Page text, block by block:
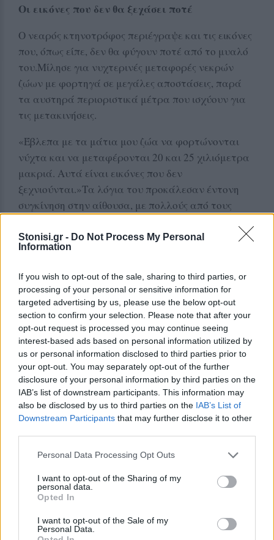
Stonisi.gr - Do Not Process My Personal
Information
If you wish to opt-out of the sale, sharing to third parties, or
processing of your personal or sensitive information for
targeted advertising by us, please use the below opt-out
section to confirm your selection. Please note that after your
opt-out request is processed you may continue seeing
interest-based ads based on personal information utilized by
us or personal information disclosed to third parties prior to
your opt-out. You may separately opt-out of the further
disclosure of your personal information by third parties on the
IAB’s list of downstream participants. This information may
also be disclosed by us to third parties on the IAB’s List of
Downstream Participants that may further disclose it to other
Personal Data Processing Opt Outs
I want to opt-out of the Sharing of my
personal data.
Opted In
I want to opt-out of the Sale of my
Personal Data.
Οι εικόνες που δεν θα ξεχάσει ποτέ
Ο νεαρός κτηνοτρόφος περιέγραψε και τις εικόνες
που, όπως είπε, δεν θα φύγουν ποτέ από το μυαλό
του.Μίλησε για νυχτερινές μεταφορές νεκρών
ζώων με φορτηγά σε μεγάλες αποστάσεις, παρά
τα αυστηρά περιοριστικά μέτρα που ισχύουν για
τις μετακινήσεις.
«Έβλεπα με τα μάτια μου ζώα να φορτώνονται
νύχτα και να μεταφέρονται 20 και 25 χιλιόμετρα
μακριά. Αυτά είναι εικόνες που δεν
ξεχνιούνται.»Τα λόγια του προκάλεσαν έντονη
συγκίνηση στην αίθουσα, με πολλούς από τους
καταφατικά το κεφάλι, αναγνωρίζοντας τη δική
τους πραγματικότητα μέσα από την περιγραφή
Η παρέμβασή του αποτύπωσε με τον πιο σκληρό
τρόπο το ανθρώπινο πρόσωπο της κρίσης του
αφθώδους πυρετού στη Λέσβο, πίσω από αριθμούς,
πρωτόκολλα και κυβερνητικές εξαγγελίες.
Καταγγελίες για τις ταφές των ζώων
Στη συνέχεια τον λόγο πήρε ο πρόεδρος του
Συλλόγου ΟΤΑ Λέσβου Δημήτρης Κόνσουλας, ο
οποίος στάθηκε ιδιαίτερα στον τρόπο διαχείρισης
έγιναν ακόμη και μέσα σε κτήματα παραγωγών,
μπροστά στις ίδιες τις εγκαταστάσεις τους.
Ο ίδιος κατήγγειλε πως στο Σκαλοχώρι ανοίχτηκε
τάφρος που, όπως υποστήριξε, δεν πληρούσε τις
προβλεπόμενες προδιαγραφές βάθους, ενώ